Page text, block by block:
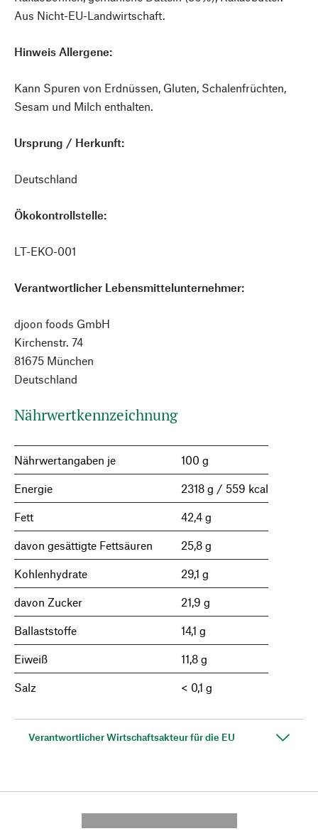
Aus Nicht-EU-Landwirtschaft.
Hinweis Allergene:
Kann Spuren von Erdnüssen, Gluten, Schalenfrüchten,
Sesam und Milch enthalten.
Ursprung / Herkunft:
Deutschland
Ökokontrollstelle:
LT-EKO-001
Verantwortlicher Lebensmittelunternehmer:
djoon foods GmbH
Kirchenstr. 74
81675 München
Deutschland
Nährwertkennzeichnung
Nährwertangaben je 100 g
Energie 2318 g / 559 kcal
Fett 42,4 g
davon gesättigte Fettsäuren 25,8 g
Kohlenhydrate 29,1 g
davon Zucker 21,9 g
Ballaststoffe 14,1 g
Eiweiß 11,8 g
Salz < 0,1 g
Verantwortlicher Wirtschaftsakteur für die EU